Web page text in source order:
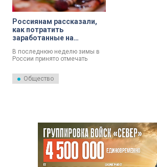
Россиянам рассказали,
как потратить
заработанные на
калории
В последнюю неделю зимы в
России принято отмечать
Масленичная неделя, когда
готовят излюбленное всеми
как избежать набора веса,
рассказали в пресс-службе
Минздрава РФ.
Общество